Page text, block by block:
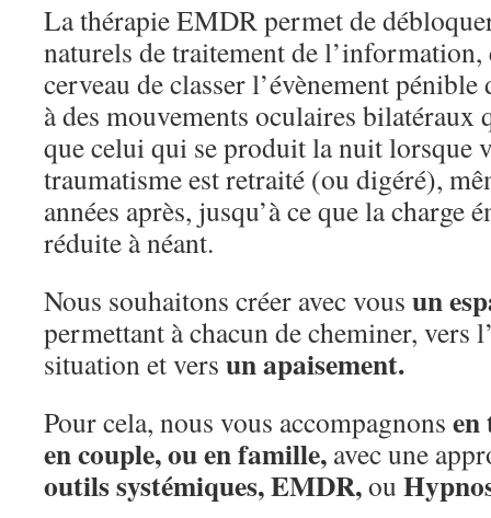
La thérapie EMDR permet de
naturels de traitement de l’information,
cerveau de classer l’évènement pénible
à des mouvements oculaires bilatéraux
que celui qui se produit la nuit lorsque
traumatisme est retraité (ou digéré),
années après, jusqu’à ce que la charge
réduite à néant.
Nous souhaitons créer avec vous un
permettant à chacun de cheminer, vers
situation et vers un apaisement.
Pour cela, nous vous accompagnons en
en couple, ou en famille, avec une
outils systémiques, EMDR,ou